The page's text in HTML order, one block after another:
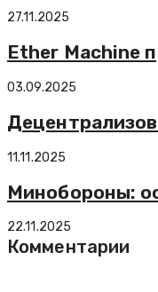
27.11.2025
Ether Machine
03.09.2025
11.11.2025
Минобороны:
22.11.2025
Комментарии